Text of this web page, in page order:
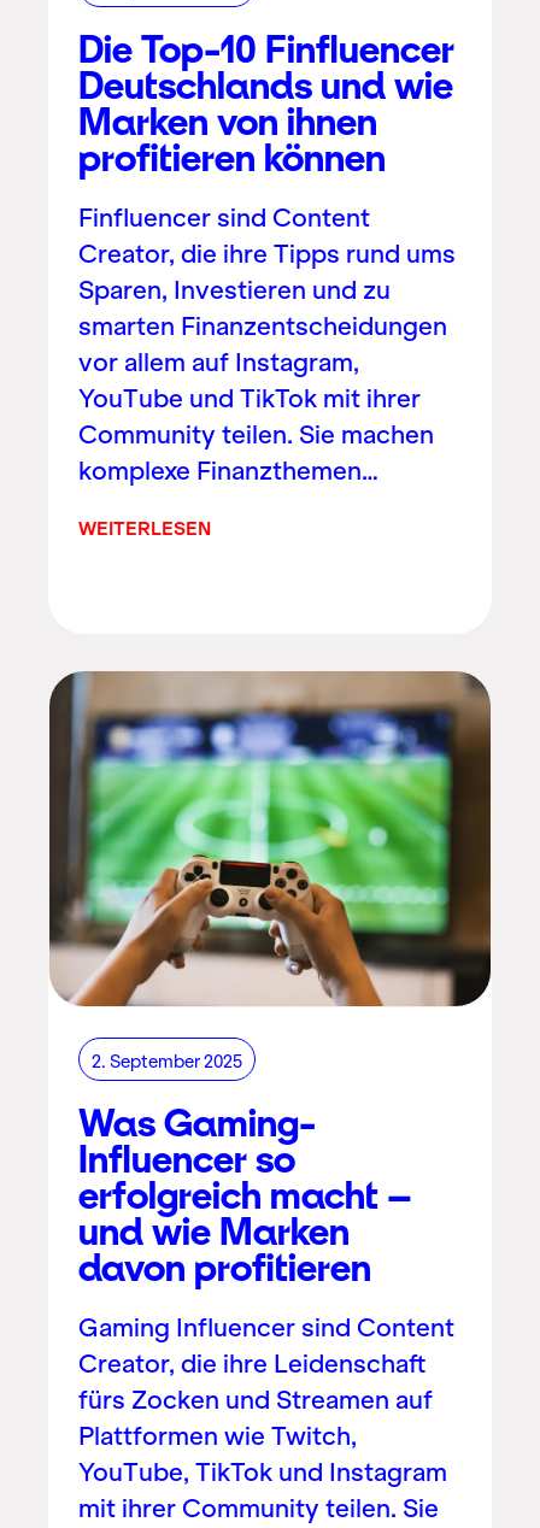
Die Top-10 Finfluencer
Deutschlands und wie
Marken von ihnen
profitieren können
Finfluencer sind Content
Creator, die ihre Tipps rund ums
Sparen, Investieren und zu
smarten Finanzentscheidungen
vor allem auf Instagram,
YouTube und TikTok mit ihrer
Community teilen. Sie machen
komplexe Finanzthemen…
WEITERLESEN
2. September 2025
Was Gaming-
Influencer so
erfolgreich macht –
und wie Marken
davon profitieren
Gaming Influencer sind Content
Creator, die ihre Leidenschaft
fürs Zocken und Streamen auf
Plattformen wie Twitch,
YouTube, TikTok und Instagram
mit ihrer Community teilen. Sie